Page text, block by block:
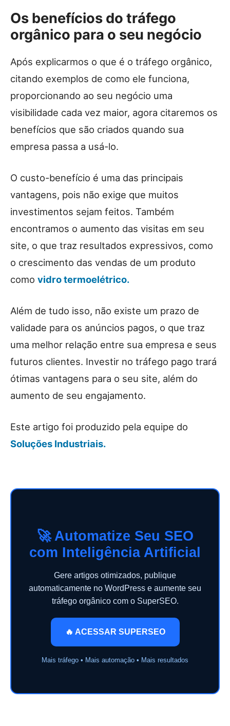
Os benefícios do tráfego
orgânico para o seu negócio
Após explicarmos o que é o tráfego orgânico,
citando exemplos de como ele funciona,
proporcionando ao seu negócio uma
visibilidade cada vez maior, agora citaremos os
benefícios que são criados quando sua
empresa passa a usá-lo.
O custo-benefício é uma das principais
vantagens, pois não exige que muitos
investimentos sejam feitos. Também
encontramos o aumento das visitas em seu
site, o que traz resultados expressivos, como
o crescimento das vendas de um produto
como vidro termoelétrico.
Além de tudo isso, não existe um prazo de
validade para os anúncios pagos, o que traz
uma melhor relação entre sua empresa e seus
futuros clientes. Investir no tráfego pago trará
ótimas vantagens para o seu site, além do
aumento de seu engajamento.
Este artigo foi produzido pela equipe do
Soluções Industriais.
🚀 Automatize Seu SEO
com Inteligência Artificial
Gere artigos otimizados, publique
automaticamente no WordPress e aumente seu
tráfego orgânico com o SuperSEO.
🔥 ACESSAR SUPERSEO
Mais tráfego • Mais automação • Mais resultados